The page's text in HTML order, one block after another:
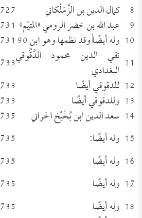
8 كمال الدين بن الزَّمَلْكاني 727
9 عبد الله بن خضر الرومي «المتيّم» 731
10 وله أيضًا, وقد نظمها وهو ابن 90 731
11 تقي الدين محمود الدَّقُوقي
البغدادي 733
12 للدقوقي أيضًا 733
13 وللدقوقي أيضًا 733
14 سعد الدين ابن بُخَيْخ الحراني 735
15 وله أيضًا: 735
16 وله أيضًا 735
17 وله أيضًا 735
18 وله أيضًا 735